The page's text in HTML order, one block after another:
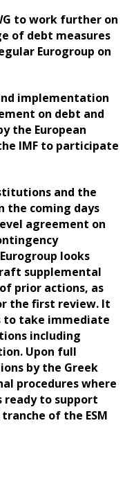
to work further on
of debt measures
Eurogroup on
implementation
on debt and
the European
IMF to participate
and the
the coming days
agreement on
looks
supplemental
prior actions, as
the first review. It
to take immediate
including
Upon full
by the Greek
procedures where
ready to support
of the ESM